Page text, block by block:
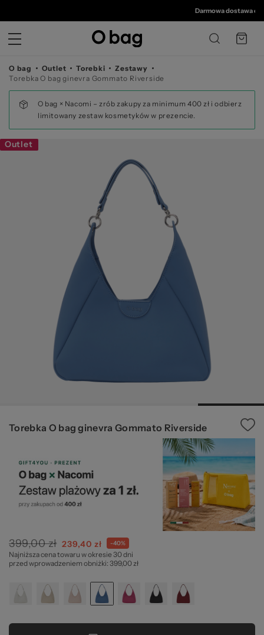
©
Darmowa dostawa od
O bag Outlet Torebki
Zestawy
Torebka O bag ginevra Gommato Riverside
O bag × Nacomi – zrób zakupy za minimum 400 zł i odbierz
limitowany zestaw kosmetyków w prezencie.
Outlet
Torebka O bag ginevra Gommato Riverside
399,00 zł Cena
specjalna
239,40 zł -40%
Najniższa cena towaru w okresie 30 dni
przed wprowadzeniem obniżki: 399,00 zł